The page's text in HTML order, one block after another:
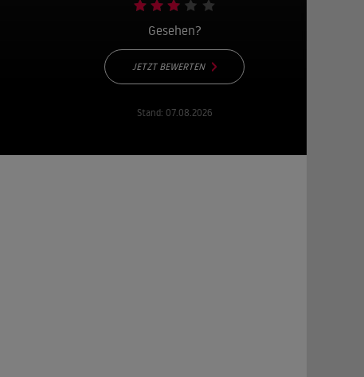
Gesehen?
JETZT BEWERTEN
Stand: 07.08.2026